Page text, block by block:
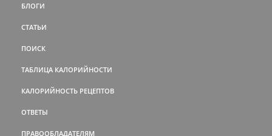
БЛОГИ
СТАТЬИ
ПОИСК
ТАБЛИЦА КАЛОРИЙНОСТИ
КАЛОРИЙНОСТЬ РЕЦЕПТОВ
ОТВЕТЫ
ПРАВООБЛАДАТЕЛЯМ